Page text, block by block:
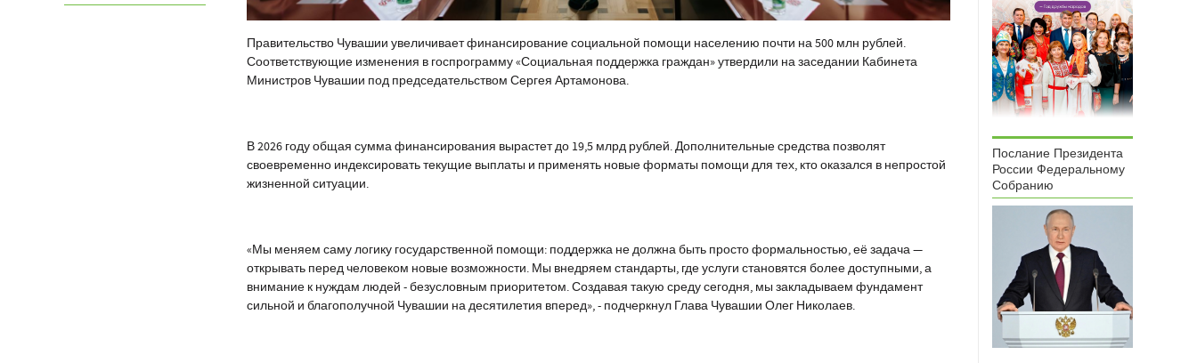
Правительство Чувашии увеличивает финансирование социальной помощи населению почти на 500 млн рублей.
Соответствующие изменения в госпрограмму «Социальная поддержка граждан» утвердили на заседании Кабинета
Министров Чувашии под председательством Сергея Артамонова.
В 2026 году общая сумма финансирования вырастет до 19,5 млрд рублей. Дополнительные средства позволят
своевременно индексировать текущие выплаты и применять новые форматы помощи для тех, кто оказался в непростой
жизненной ситуации.
«Мы меняем саму логику государственной помощи: поддержка не должна быть просто формальностью, её задача —
открывать перед человеком новые возможности. Мы внедряем стандарты, где услуги становятся более доступными, а
внимание к нуждам людей - безусловным приоритетом. Создавая такую среду сегодня, мы закладываем фундамент
сильной и благополучной Чувашии на десятилетия вперед», - подчеркнул Глава Чувашии Олег Николаев.
Послание Президента
России Федеральному
Собранию